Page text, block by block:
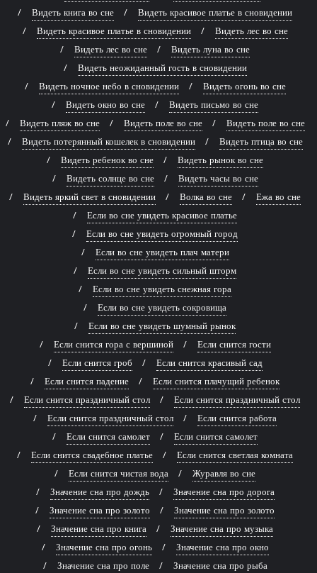
Видеть книга во сне
Видеть красивое платье в сновидении
Видеть красивое платье в сновидении
Видеть лес во сне
Видеть лес во сне
Видеть луна во сне
Видеть неожиданный гость в сновидении
Видеть ночное небо в сновидении
Видеть огонь во сне
Видеть окно во сне
Видеть письмо во сне
Видеть пляж во сне
Видеть поле во сне
Видеть поле во сне
Видеть потерянный кошелек в сновидении
Видеть птица во сне
Видеть ребенок во сне
Видеть рынок во сне
Видеть солнце во сне
Видеть часы во сне
Видеть яркий свет в сновидении
Волка во сне
Ежа во сне
Если во сне увидеть красивое платье
Если во сне увидеть огромный город
Если во сне увидеть плач матери
Если во сне увидеть сильный шторм
Если во сне увидеть снежная гора
Если во сне увидеть сокровища
Если во сне увидеть шумный рынок
Если снится гора с вершиной
Если снится гости
Если снится гроб
Если снится красивый сад
Если снится падение
Если снится плачущий ребенок
Если снится праздничный стол
Если снится праздничный стол
Если снится праздничный стол
Если снится работа
Если снится самолет
Если снится самолет
Если снится свадебное платье
Если снится светлая комната
Если снится чистая вода
Журавля во сне
Значение сна про дождь
Значение сна про дорога
Значение сна про золото
Значение сна про золото
Значение сна про книга
Значение сна про музыка
Значение сна про огонь
Значение сна про окно
Значение сна про поле
Значение сна про рыба